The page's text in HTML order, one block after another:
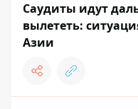
Саудиты идут
вылететь:
Азии